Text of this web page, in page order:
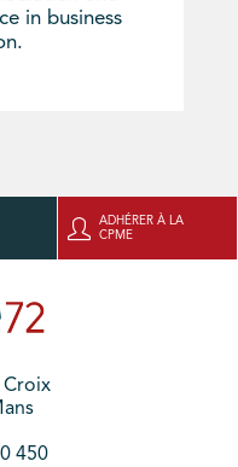
in business
ADHÉRER À LA
CPME
Croix
450